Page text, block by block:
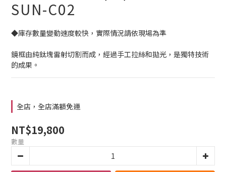
SUN-C02
◆庫存數量變動速度較快，實際情況請依現場為準
鏡框由純鈦塊雷射切割而成，經過手工拉絲和拋光，是獨特技術
的成果。
全店，全店滿額免運
NT$19,800
數量